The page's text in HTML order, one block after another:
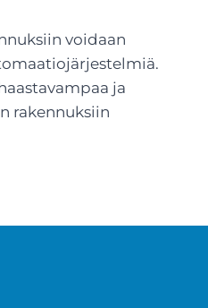
voidaan
ja
rakennuksiin